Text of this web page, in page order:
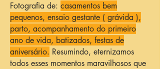
Fotografia de: casamentos bem
pequenos, ensaio gestante ( grávida ),
parto, acompanhamento do primeiro
ano de vida, batizados, festas de
aniversário. Resumindo, eternizamos
todos esses momentos maravilhosos que